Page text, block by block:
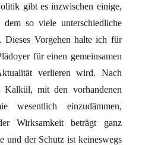
gibt es inzwi­schen einige,
so viele unterschiedliche
Dieses Vorgehen halte ich für
für einen gemeinsamen
verlieren wird. Nach
Kalkül, mit den vorhandenen
wesentlich einzudäm­men,
Wirksam­keit beträgt ganz
und der Schutz ist keineswegs